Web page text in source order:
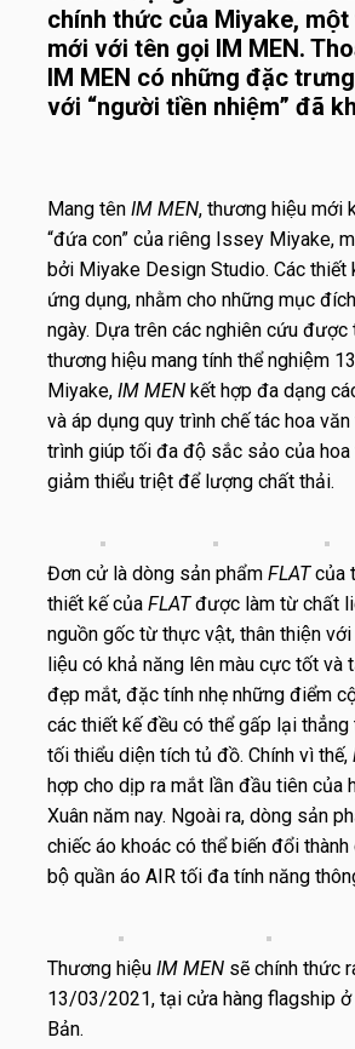
chính thức của Miyake,
mới với tên gọi IM MEN.
IM MEN có những đặc
với “người tiền nhiệm” đã
Mang tên IM MEN, thương hiệu mới
“đứa con” của riêng Issey Miyake,
bởi Miyake Design Studio. Các thiết
ứng dụng, nhằm cho những mục
ngày. Dựa trên các nghiên cứu
thương hiệu mang tính thể nghiệm
Miyake, IM MEN kết hợp đa dạng
và áp dụng quy trình chế tác hoa văn
trình giúp tối đa độ sắc sảo của hoa
giảm thiểu triệt để lượng chất thải.
Đơn cử là dòng sản phẩm FLATcủa
thiết kế của FLATđược làm từ chất
nguồn gốc từ thực vật, thân thiện
liệu có khả năng lên màu cực tốt và
đẹp mắt, đặc tính nhẹ những điểm
các thiết kế đều có thể gấp lại
tối thiểu diện tích tủ đồ. Chính vì thế,
hợp cho dịp ra mắt lần đầu tiên của
Xuân năm nay. Ngoài ra, dòng sản
chiếc áo khoác có thể biến đổi thành
bộ quần áo AIR tối đa tính năng
Thương hiệu IM MEN sẽ chính thức
13/03/2021, tại cửa hàng flagship ở
Bản.